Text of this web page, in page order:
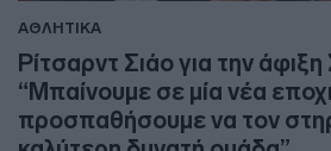
ΑΘΛΗΤΙΚΑ
Ρίτσαρντ Σιάο για την
“Μπαίνουμε σε μία νέα
προσπαθήσουμε να τον